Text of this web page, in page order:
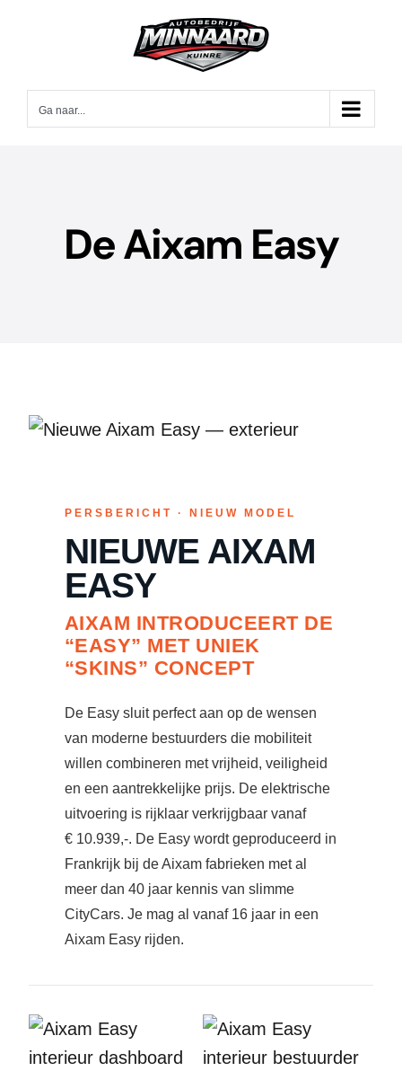
Ga naar...
De Aixam Easy
PERSBERICHT · NIEUW MODEL
NIEUWE AIXAM
EASY
AIXAM INTRODUCEERT DE
“EASY” MET UNIEK
“SKINS” CONCEPT
De Easy sluit perfect aan op de wensen
van moderne bestuurders die mobiliteit
willen combineren met vrijheid, veiligheid
en een aantrekkelijke prijs. De elektrische
uitvoering is rijklaar verkrijgbaar vanaf
€ 10.939,-. De Easy wordt geproduceerd in
Frankrijk bij de Aixam fabrieken met al
meer dan 40 jaar kennis van slimme
CityCars. Je mag al vanaf 16 jaar in een
Aixam Easy rijden.